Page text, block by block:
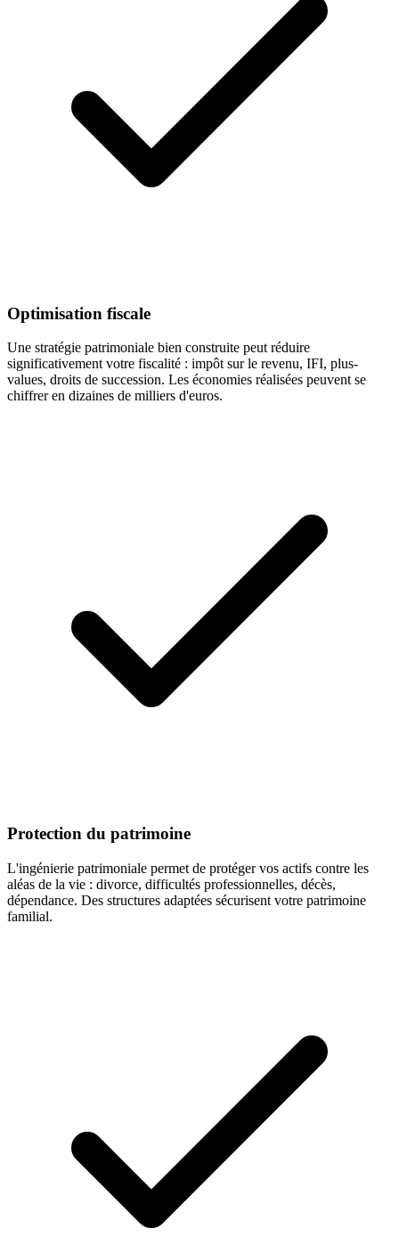
Optimisation fiscale
Une stratégie patrimoniale bien construite peut réduire
significativement votre fiscalité : impôt sur le revenu, IFI, plus-
values, droits de succession. Les économies réalisées peuvent se
chiffrer en dizaines de milliers d'euros.
Protection du patrimoine
L'ingénierie patrimoniale permet de protéger vos actifs contre les
aléas de la vie : divorce, difficultés professionnelles, décès,
dépendance. Des structures adaptées sécurisent votre patrimoine
familial.